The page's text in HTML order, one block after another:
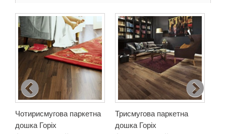
Чотирисмугова паркетна
дошка Горіх
Трисмугова паркетна
дошка Горіх